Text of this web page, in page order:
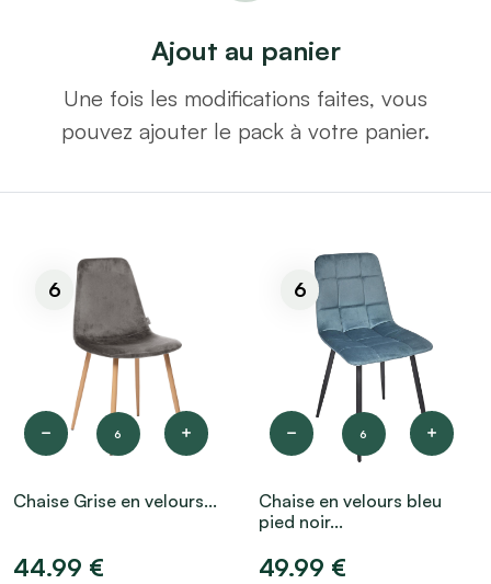
Ajout au panier
Une fois les modifications faites, vous
pouvez ajouter le pack à votre panier.
6
6
Chaise Grise en velours...
44.99 €
6
6
Chaise en velours bleu
pied noir...
49.99 €